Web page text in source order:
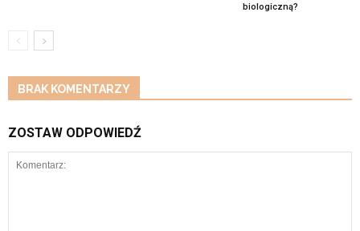
biologiczną?
BRAK KOMENTARZY
ZOSTAW ODPOWIEDŹ